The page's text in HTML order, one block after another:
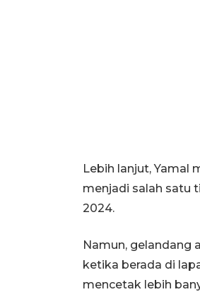
Lebih lanjut, Yamal
menjadi salah satu
2024.
Namun, gelandang
ketika berada di
mencetak lebih